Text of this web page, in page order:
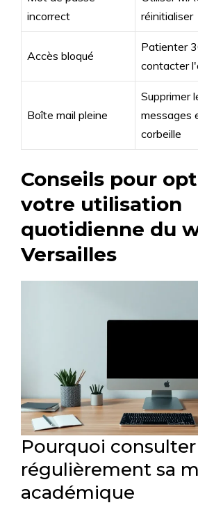
incorrect
réinitialiser
Accès bloqué
Patienter
contacter
Boîte mail pleine
Supprimer
messages
corbeille
Conseils pour
votre utilisation
quotidienne du
Versailles
Pourquoi consulter
régulièrement sa
académique